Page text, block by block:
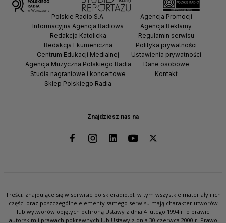
Znajdziesz nas na
Polskie Radio S.A.
Informacyjna Agencja Radiowa
Redakcja Katolicka
Redakcja Ekumeniczna
Centrum Edukacji Medialnej
Agencja Muzyczna Polskiego Radia
Studia nagraniowe i koncertowe
Sklep Polskiego Radia
Agencja Promocji
Agencja Reklamy
Regulamin serwisu
Polityka prywatności
Ustawienia prywatności
Dane osobowe
Kontakt
Treści, znajdujące się w serwisie polskieradio.pl, w tym wszystkie materiały i ich
części oraz poszczególne elementy samego serwisu mają charakter utworów
lub wytworów objętych ochroną Ustawy z dnia 4 lutego 1994 r. o prawie
autorskim i prawach pokrewnych lub Ustawy z dnia 30 czerwca 2000 r. Prawo